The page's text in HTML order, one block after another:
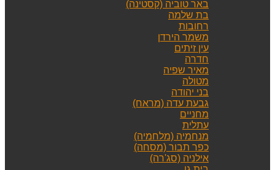
באר טוביה (קסטינה)
בת שלמה
רחובות
משמר הירדן
עין זיתים
חדרה
מאיר שפיה
מטולה
בני יהודה
גבעת עדה (מראח)
מחניים
עתלית
מנחמיה (מלחמיה)
כפר תבור (מסחה)
אילניה (סג'רה)